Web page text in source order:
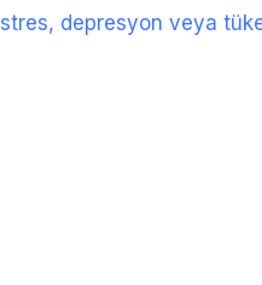
stres, depresyon veya